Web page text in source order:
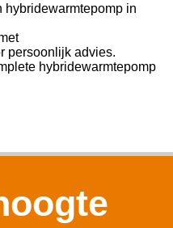
in
persoonlijk advies.
hybridewarmtepomp